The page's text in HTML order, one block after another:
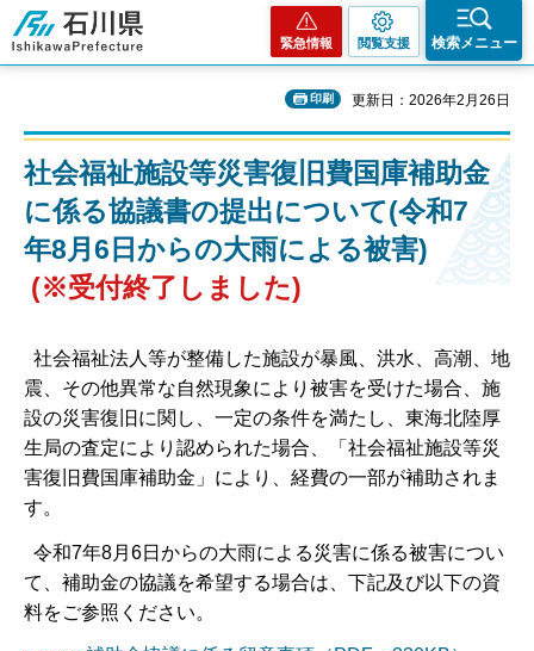
石川県
緊急情報 閲覧支援 検索メニュー
印刷 更新日：2026年2月26日
社会福祉施設等災害復旧費国庫補助金
に係る協議書の提出について(令和7
年8月6日からの大雨による被害)
(※受付終了しました)
社会福祉法人等が整備した施設が暴風、洪水、高潮、地
震、その他異常な自然現象により被害を受けた場合、施
設の災害復旧に関し、一定の条件を満たし、東海北陸厚
生局の査定により認められた場合、「社会福祉施設等災
害復旧費国庫補助金」により、経費の一部が補助されま
す。
令和7年8月6日からの大雨による災害に係る被害につい
て、補助金の協議を希望する場合は、下記及び以下の資
料をご参照ください。